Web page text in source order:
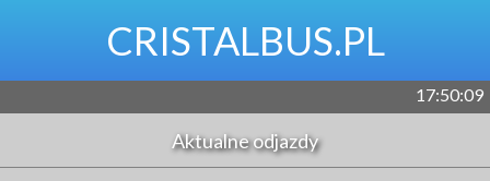
CRISTALBUS.PL
17:50:09
Aktualne odjazdy